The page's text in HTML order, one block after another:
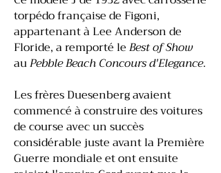
torpédo française de Figoni,
appartenant à Lee Anderson de
Floride, a remporté leBest of Show
auPebble Beach Concours d'Elegance.
Les frères Duesenberg avaient
commencé à construire des voitures
de course avec un succès
considérable juste avant la Première
Guerre mondiale et ont ensuite